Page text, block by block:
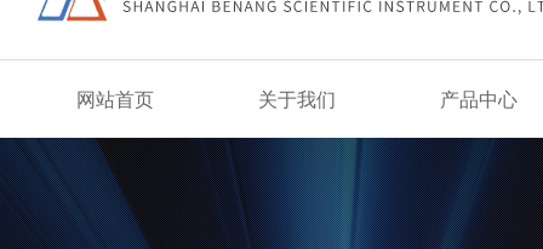
网站首页 关于我们 产品中心